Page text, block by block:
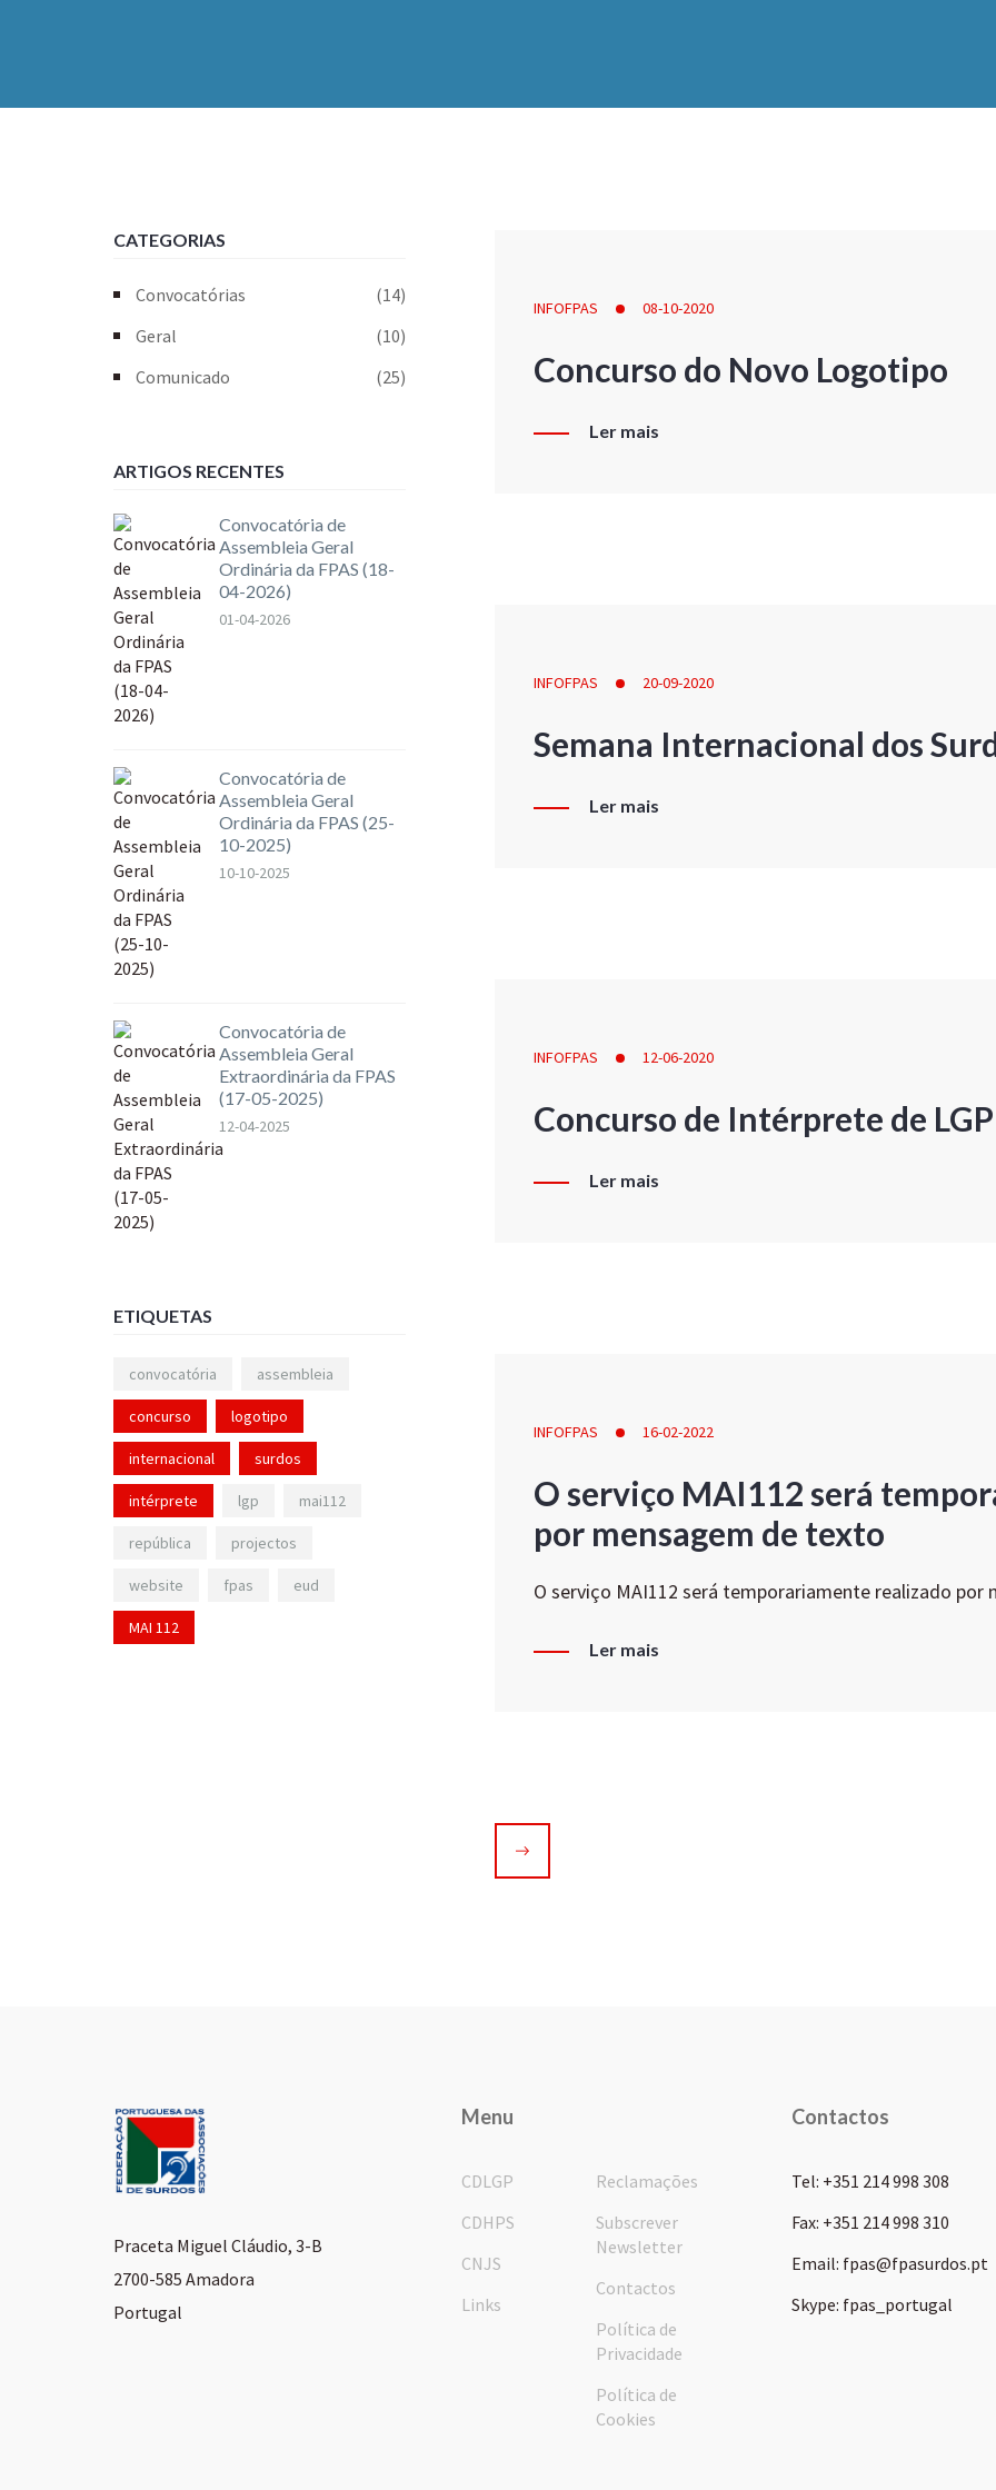
INFOFPAS 08-10-2020
Concurso do Novo Logotipo
Ler mais
INFOFPAS 20-09-2020
Semana Internacional dos
Ler mais
INFOFPAS 12-06-2020
Concurso de Intérprete de
Ler mais
INFOFPAS 16-02-2022
O serviço MAI112 será
por mensagem de texto
O serviço MAI112 será temporariamente realizado por
Ler mais
CATEGORIAS
Convocatórias
(14)
Geral
(10)
Comunicado
(25)
ARTIGOS RECENTES
Convocatória de
Assembleia Geral
Ordinária da FPAS (18-
04-2026)
01-04-2026
Convocatória de
Assembleia Geral
Ordinária da FPAS (25-
10-2025)
10-10-2025
Convocatória de
Assembleia Geral
Extraordinária da FPAS
(17-05-2025)
12-04-2025
ETIQUETAS
convocatória assembleia
concurso logotipo
internacional surdos
intérprete lgp mai112
república projectos
website fpas eud
MAI 112
Praceta Miguel Cláudio, 3-B
2700-585 Amadora
Portugal
Menu
CDLGP
CDHPS
CNJS
Links
Reclamações
Subscrever
Newsletter
Contactos
Política de
Privacidade
Política de
Cookies
Contactos
Tel: +351 214 998 308
Fax: +351 214 998 310
Email: fpas@fpasurdos.pt
Skype: fpas_portugal